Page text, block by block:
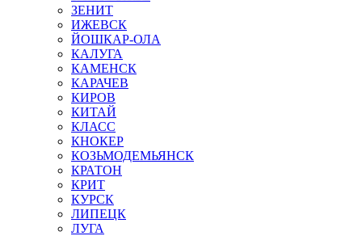
ЗЕНИТ
ИЖЕВСК
ЙОШКАР-ОЛА
КАЛУГА
КАМЕНСК
КАРАЧЕВ
КИРОВ
КИТАЙ
КЛАСС
КНОКЕР
КОЗЬМОДЕМЬЯНСК
КРАТОН
КРИТ
КУРСК
ЛИПЕЦК
ЛУГА